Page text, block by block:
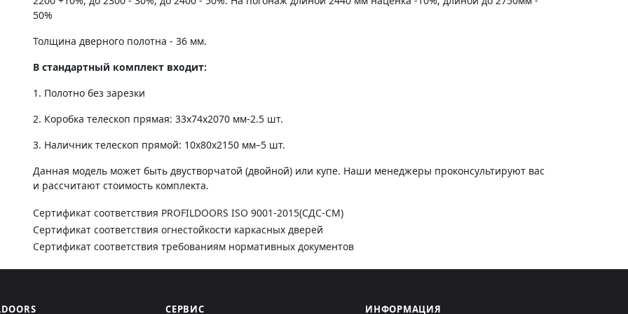
50%
Толщина дверного полотна - 36 мм.
В стандартный комплект входит:
1. Полотно без зарезки
2. Коробка телескоп прямая: 33х74х2070 мм-2.5 шт.
3. Наличник телескоп прямой: 10х80х2150 мм–5 шт.
Данная модель может быть двустворчатой (двойной) или купе. Наши менеджеры проконсультируют вас
и рассчитают стоимость комплекта.
Сертификат соответствия PROFILDOORS ISO 9001-2015(СДС-СМ)
Сертификат соответствия огнестойкости каркасных дверей
Сертификат соответствия требованиям нормативных документов
СЕРВИС ИНФОРМАЦИЯ